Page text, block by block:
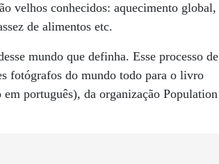
velhos conhecidos: aquecimento global,
de alimentos etc.
mundo que definha. Esse processo de
fotógrafos do mundo todo para o livro
português), da organização Population